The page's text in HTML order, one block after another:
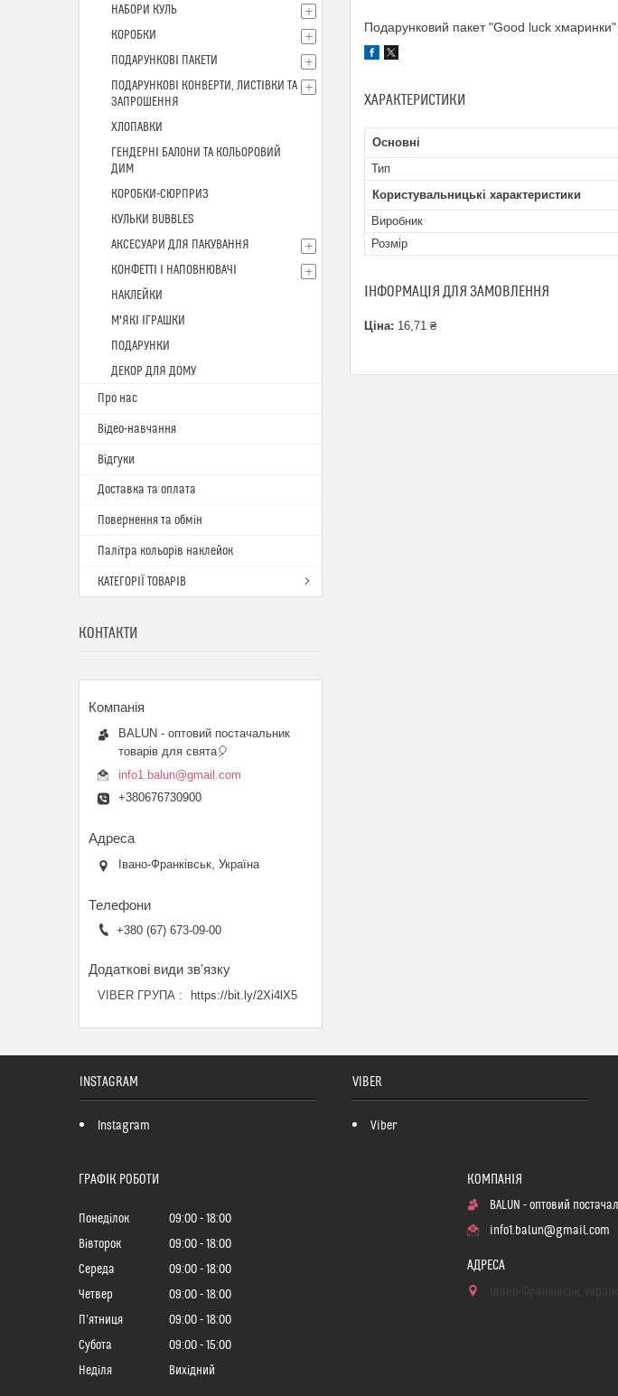
Подарунковий пакет "Good luck
ХАРАКТЕРИСТИКИ
Основні
Тип
Користувальницькі характеристики
Виробник
Розмір
ІНФОРМАЦІЯ ДЛЯ ЗАМОВЛЕННЯ
Ціна: 16,71 ₴
НАБОРИ КУЛЬ
КОРОБКИ
ПОДАРУНКОВІ ПАКЕТИ
ПОДАРУНКОВІ КОНВЕРТИ, ЛИСТІВКИ ТА
ЗАПРОШЕННЯ
ХЛОПАВКИ
ГЕНДЕРНІ БАЛОНИ ТА КОЛЬОРОВИЙ
ДИМ
КОРОБКИ-СЮРПРИЗ
КУЛЬКИ BUBBLES
АКСЕСУАРИ ДЛЯ ПАКУВАННЯ
КОНФЕТТІ І НАПОВНЮВАЧІ
НАКЛЕЙКИ
М'ЯКІ ІГРАШКИ
ПОДАРУНКИ
ДЕКОР ДЛЯ ДОМУ
Про нас
Відео-навчання
Відгуки
Доставка та оплата
Повернення та обмін
Палітра кольорів наклейок
КАТЕГОРІЇ ТОВАРІВ
КОНТАКТИ
BALUN - оптовий постачальник
товарів для свята🎈
info1.balun@gmail.com
+380676730900
Івано-Франківськ, Україна
+380 (67) 673-09-00
VIBER ГРУПА https://bit.ly/2Xi4lX5
INSTAGRAM
Instagram
VIBER
Viber
ГРАФІК РОБОТИ
Понеділок 09:00
18:00
Вівторок
09:00
18:00
Середа
09:00
18:00
Четвер
09:00
18:00
Пʼятниця
09:00
18:00
Субота
09:00
15:00
Неділя
Вихідний
BALUN - оптовий
info1.balun@gmail.com